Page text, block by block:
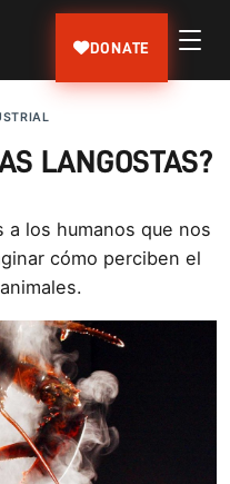
DONATE
LANGOSTAS?
a los humanos que nos
cómo perciben el